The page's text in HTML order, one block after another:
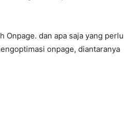
Onpage. dan apa saja yang perlu
onpage, diantaranya